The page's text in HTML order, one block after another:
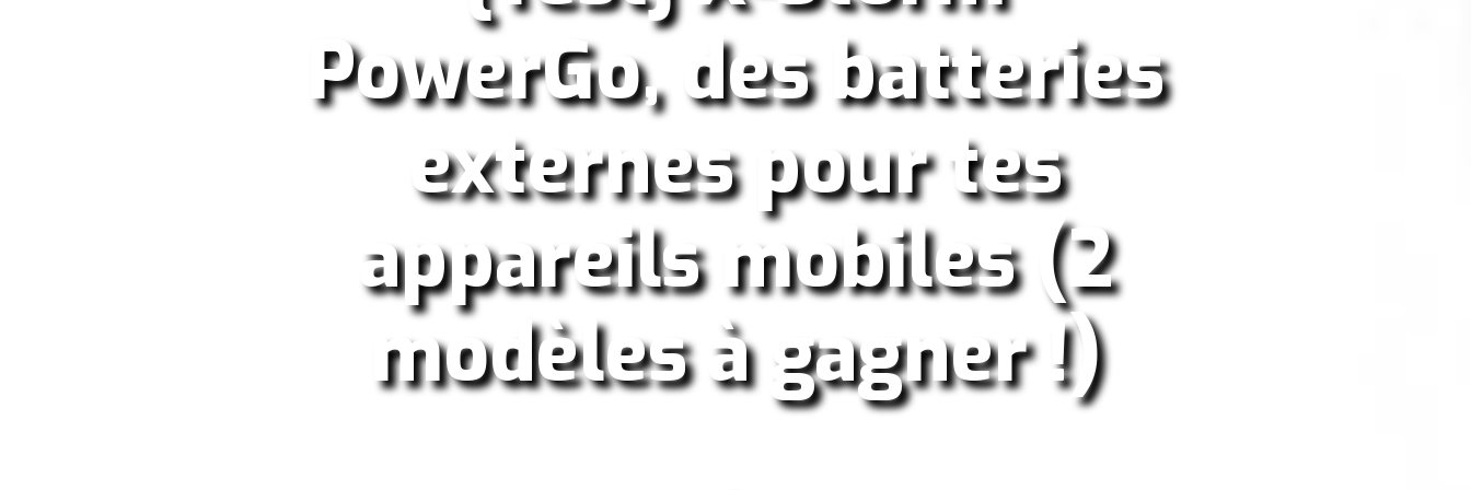
PowerGo, des batteries
externes pour tes
appareils mobiles (2
modèles à gagner !)